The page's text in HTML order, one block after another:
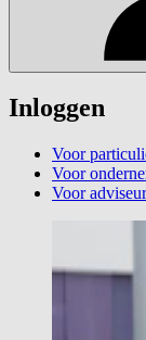
Inloggen
Voor
Voor
Voor adviseur